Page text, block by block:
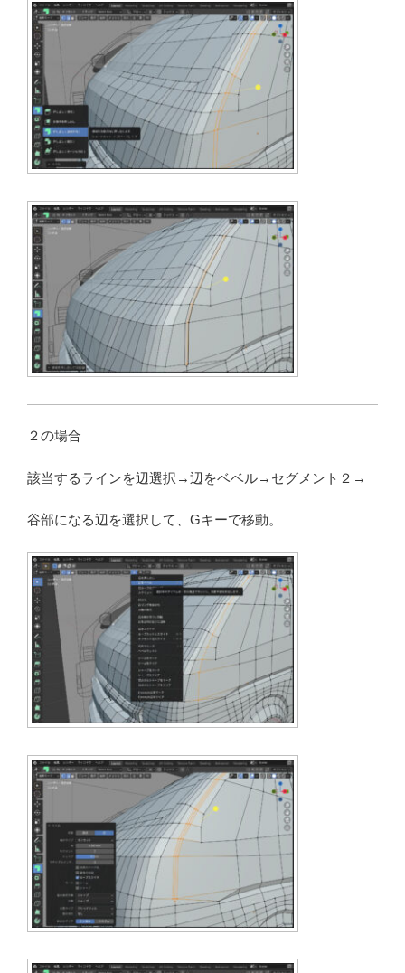
２の場合
該当するラインを辺選択→辺をベベル→セグメント２→
谷部になる辺を選択して、Gキーで移動。